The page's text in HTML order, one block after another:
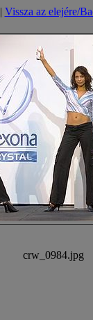
| Vissza az elejére/
crw_0984.jpg